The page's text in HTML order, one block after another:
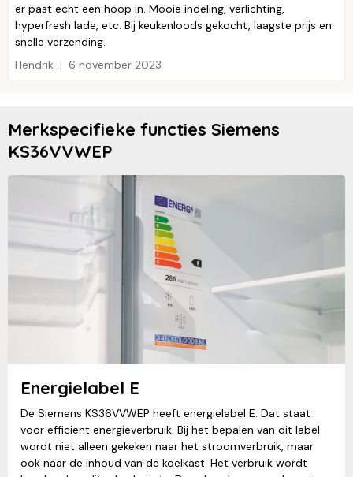
er past echt een hoop in. Mooie indeling, verlichting,
hyperfresh lade, etc. Bij keukenloods gekocht, laagste prijs en
snelle verzending.
Hendrik
6 november 2023
Merkspecifieke functies Siemens
KS36VVWEP
Energielabel E
De Siemens KS36VVWEP heeft energielabel E. Dat staat
voor efficiënt energieverbruik. Bij het bepalen van dit label
wordt niet alleen gekeken naar het stroomverbruik, maar
ook naar de inhoud van de koelkast. Het verbruik wordt